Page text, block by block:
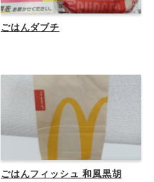
ごはんダブチ
ごはんフィッシュ 和風黒胡